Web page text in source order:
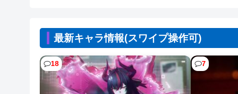
【画像】熊本「被災者の人はこの『ドラゴ
【NTEまとめ】爆釣り最高やん 999みたい
【NTEまとめ】ところでみなさんニャクラ
最新キャラ情報(スワイプ操作可)
18 7